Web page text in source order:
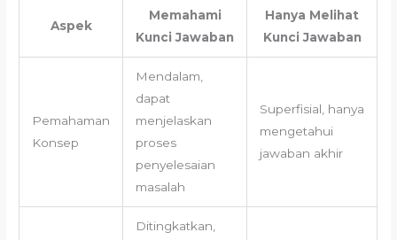
Aspek
Memahami
Kunci Jawaban
Hanya Melihat
Kunci Jawaban
Pemahaman
Konsep
Mendalam,
dapat
menjelaskan
proses
penyelesaian
masalah
Superfisial, hanya
mengetahui
jawaban akhir
Ditingkatkan,